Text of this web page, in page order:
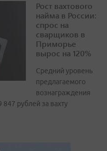
Рост вахтового
найма в России:
спрос на
сварщиков в
Приморье
вырос на 120%
Средний уровень
предлагаемого
вознаграждения
847 рублей за вахту